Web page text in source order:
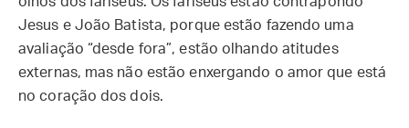
Jesus e João Batista, porque estão fazendo uma
avaliação “desde fora”, estão olhando atitudes
externas, mas não estão enxergando o amor que está
no coração dos dois.